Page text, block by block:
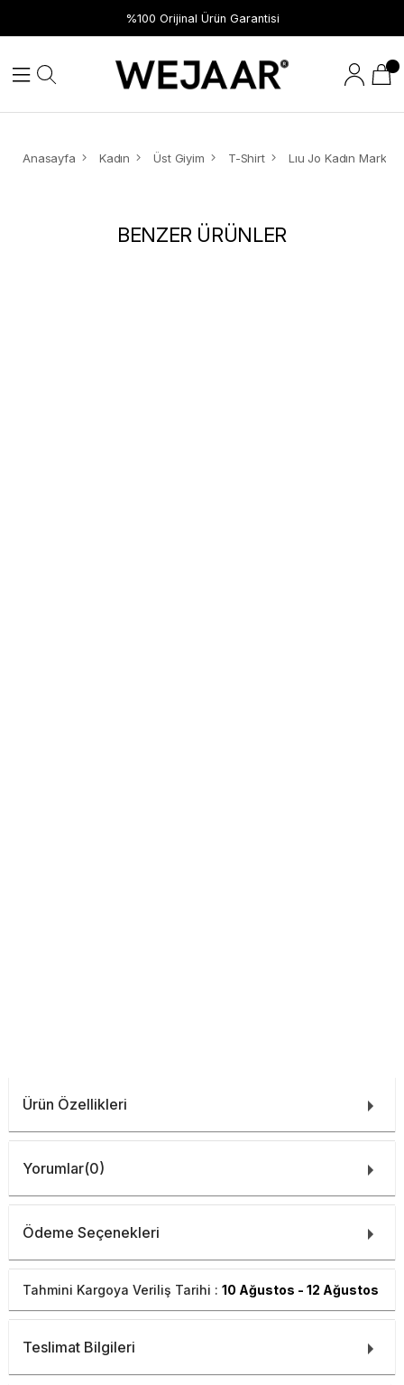
%100 Orijinal Ürün Garantisi
Anasayfa Kadın Üst Giyim T-Shirt
BENZER ÜRÜNLER
Ürün Özellikleri
Yorumlar(0)
Ödeme Seçenekleri
Tahmini Kargoya Veriliş Tarihi : 10 Ağustos - 12 Ağustos
Teslimat Bilgileri